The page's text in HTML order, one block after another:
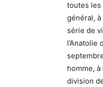
toutes les
général,
série de
homme,
division